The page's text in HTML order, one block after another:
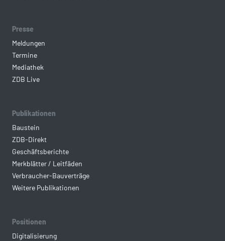
Presse
Meldungen
Termine
Mediathek
ZDB Live
Publikationen
Baustein
ZDB-Direkt
Geschäftsberichte
Merkblätter / Leitfäden
Verbraucher-Bauverträge
Weitere Publikationen
Positionen
Digitalisierung